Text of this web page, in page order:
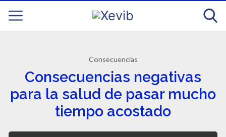
Consecuencias
Consecuencias negativas
para la salud de pasar mucho
tiempo acostado